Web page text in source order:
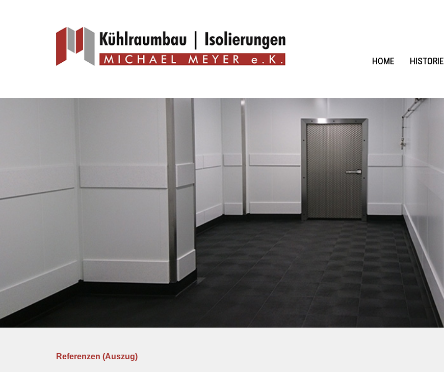
HOME HISTORIE
Referenzen (Auszug)